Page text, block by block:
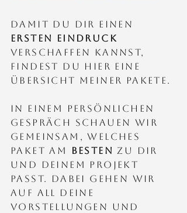
Damit du dir einen
ersten Eindruck
verschaffen kannst,
findest du hier eine
Übersicht meiner Pakete.
In einem persönlichen
Gespräch schauen wir
gemeinsam, welches
Paket am
bestenzu dIr
Und deinem Projekt
passt. Dabei gehen wir
auf all deine
Vorstellungen und